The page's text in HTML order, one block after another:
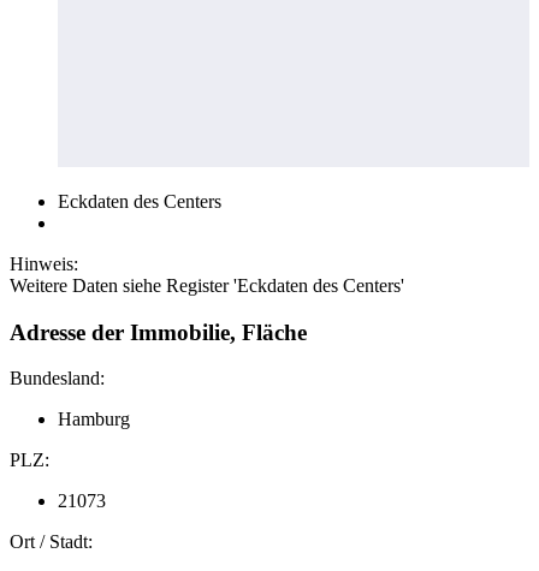
Eckdaten des Centers
Hinweis:
Weitere Daten siehe Register 'Eckdaten des Centers'
Adresse der Immobilie, Fläche
Bundesland:
Hamburg
PLZ:
21073
Ort / Stadt: